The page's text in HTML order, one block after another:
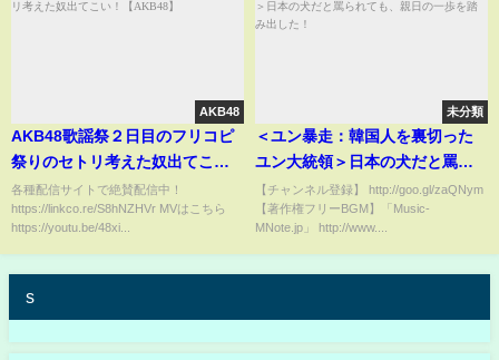
AKB48
AKB48歌謡祭２日目のフリコピ
祭りのセトリ考えた奴出てこ
い！【AKB48】
各種配信サイトで絶賛配信中！
https://linkco.re/S8hNZHVr MVはこちら
https://youtu.be/48xi...
未分類
＜ユン暴走：韓国人を裏切った
ユン大統領＞日本の犬だと罵ら
れても、親日の一歩を踏み出し
た！
【チャンネル登録】 http://goo.gl/zaQNym
【著作権フリーBGM】「Music-
MNote.jp」 http://www....
s